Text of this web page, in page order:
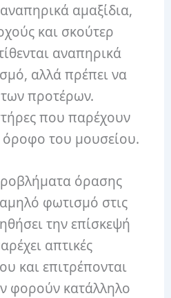
αμαξίδια,
και σκούτερ
αναπηρικά
αλλά πρέπει να
προτέρων.
που παρέχουν
του μουσείου.
όρασης
φωτισμό στις
την επίσκεψή
απτικές
και επιτρέπονται
φορούν κατάλληλο